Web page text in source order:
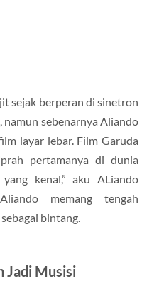
sejak berperan di sinetron
namun sebenarnya Aliando
layar lebar. Film Garuda
pertamanya di dunia
kenal,” aku ALiando
memang tengah
bintang.
Jadi Musisi